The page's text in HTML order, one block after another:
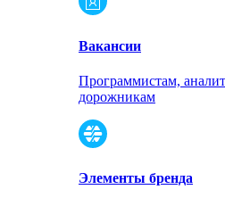
Вакансии
Программистам,
дорожникам
Элементы бренда